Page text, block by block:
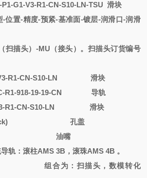
P1-G1-V3-R1-CN-S10-LN-TSU 滑块
-位置-精度-预紧-基准面-镀层-润滑口-润滑
扫描头）-MU（接头）。扫描头订货编号
R1-CN-S10-LN
滑块
R1-918-19-19-CN
导轨
R1-CN-S10-LN
滑块
孔盖
油嘴
轨：滚柱AMS 3B，滚珠AMS 4B 。
组合为：扫描头，数模转化